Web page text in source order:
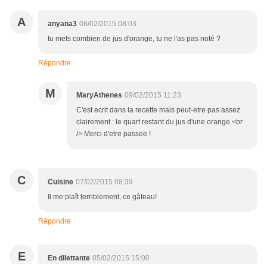
A anyana3 08/02/2015 08:03
tu mets combien de jus d'orange, tu ne l'as pas noté ?
Répondre
M MaryAthenes 09/02/2015 11:23
C'est ecrit dans la recette mais peut-etre pas assez
clairement : le quart restant du jus d'une orange.<br
/> Merci d'etre passee !
C Cuisine 07/02/2015 08:39
Il me plaît terriblement, ce gâteau!
Répondre
E En dilettante 05/02/2015 15:00